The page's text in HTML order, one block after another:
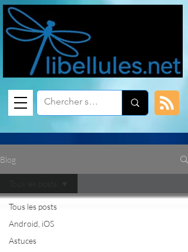
Blog
Tous les posts
Android, iOS
Astuces